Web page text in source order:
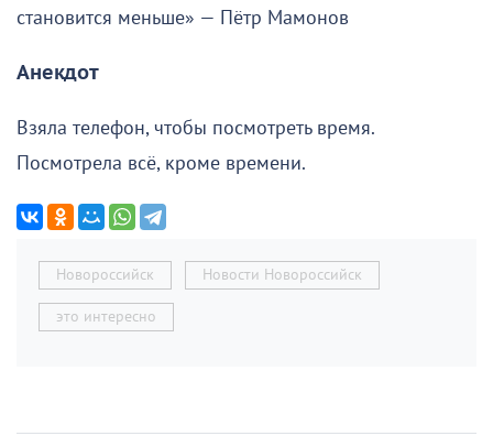
становится меньше» — Пётр Мамонов
Анекдот
Взяла телефон, чтобы посмотреть время.
Посмотрела всё, кроме времени.
Новороссийск Новости Новороссийск
это интересно